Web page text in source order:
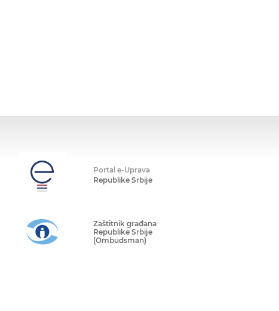
Portal e-Uprava
Republike Srbije
Zaštitnik građana
Republike Srbije
(Ombudsman)